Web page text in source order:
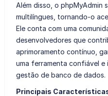
Além disso, o phpMyAdmin
multilíngues, tornando-o
Ele conta com uma
desenvolvedores que
aprimoramento contínuo,
uma ferramenta confiável e
gestão de banco de dados.
Principais